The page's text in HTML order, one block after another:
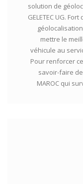
solution de
GELETEC UG.
géolocalisation
mettre le
véhicule au
Pour renforcer
savoir-faire de
MAROC qui